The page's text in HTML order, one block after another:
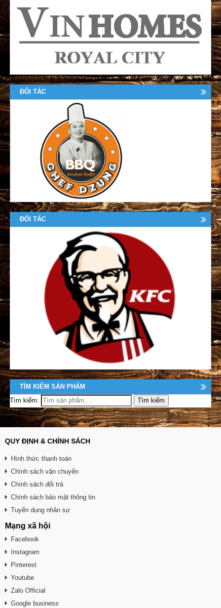
ĐỐI TÁC
ĐỐI TÁC
TÌM KIẾM SẢN PHẨM
Tìm kiếm:
QUY ĐỊNH & CHÍNH SÁCH
Hình thức thanh toán
Chính sách vận chuyển
Chính sách đổi trả
Chính sách bảo mật thông tin
Tuyển dụng nhân sự
Mạng xã hội
Facebook
Instagram
Pinterest
Youtube
Zalo Official
Google business